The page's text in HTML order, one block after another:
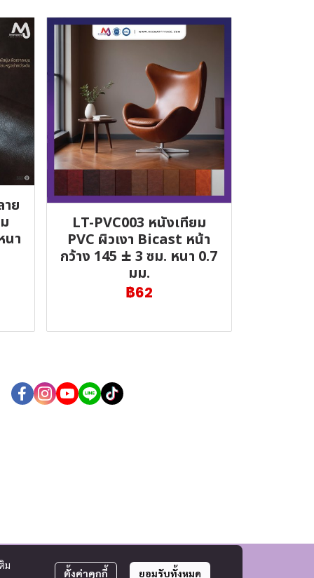
ย
นา
LT-PVC003 หนังเทียม
PVC ผิวเงา Bicast หน้า
กว้าง 145 ± 3 ซม. หนา 0.7
มม.
฿62
ม
ตั้งค่าคุกกี้ ยอมรับทั้งหมด